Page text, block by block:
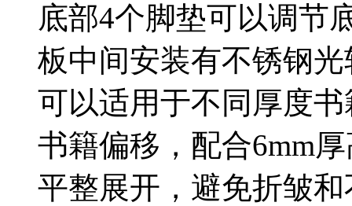
底部4个脚垫可以调节
板中间安装有不锈钢
可以适用于不同厚度
书籍偏移，配合6mm
平整展开，避免折皱